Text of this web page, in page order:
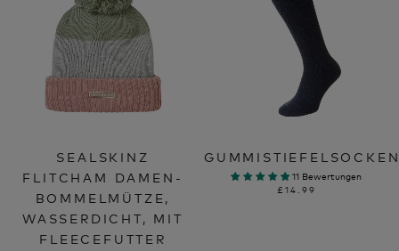
SEALSKINZ
FLITCHAM DAMEN-
BOMMELMÜTZE,
WASSERDICHT, MIT
FLEECEFUTTER
11 Bewertungen
£14.99